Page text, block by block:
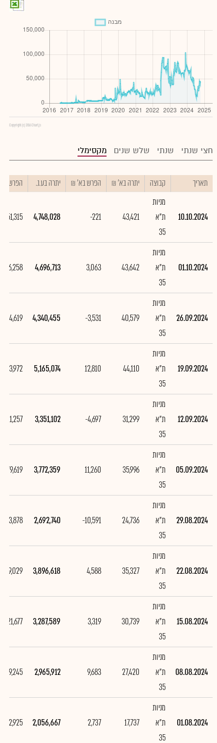
Copyright (c) 2016 Chart.js
חצי שנתי שנתי שלש שנים מקסימלי
תאריך קבוצה יתרה בא' ₪ הפרש בא' ₪ יתרה בע.נ. הפרש
10.10.2024
מניות
ת"א
35
43,421
-221
4,748,028
51,315
01.10.2024
מניות
ת"א
35
43,642
3,063
4,696,713
356,258
26.09.2024
מניות
ת"א
35
40,579
-3,531
4,340,455
-824,619
19.09.2024
מניות
ת"א
35
44,110
12,810
5,165,074
1,813,972
12.09.2024
מניות
ת"א
35
31,299
-4,697
3,351,102
-421,257
05.09.2024
מניות
ת"א
35
35,996
11,260
3,772,359
1,079,619
29.08.2024
מניות
ת"א
35
24,736
-10,591
2,692,740
22.08.2024
מניות
ת"א
35
35,327
4,588
3,896,618
609,029
15.08.2024
מניות
ת"א
35
30,739
3,319
3,287,589
321,677
08.08.2024
מניות
ת"א
35
27,420
9,683
2,965,912
909,245
01.08.2024
מניות
ת"א
35
17,737
2,737
2,056,667
492,925